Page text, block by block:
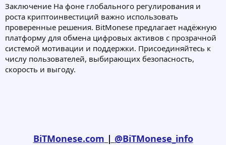
Заключение На фоне глобального регулирования и
роста криптоинвестиций важно использовать
проверенные решения. BitMonese предлагает надёжную
платформу для обмена цифровых активов с прозрачной
системой мотивации и поддержки. Присоединяйтесь к
числу пользователей, выбирающих безопасность,
скорость и выгоду.
BiTMonese.com | @BiTMonese_info